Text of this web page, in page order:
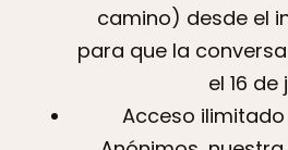
camino) desde el
para que la
el 16 de
Acceso